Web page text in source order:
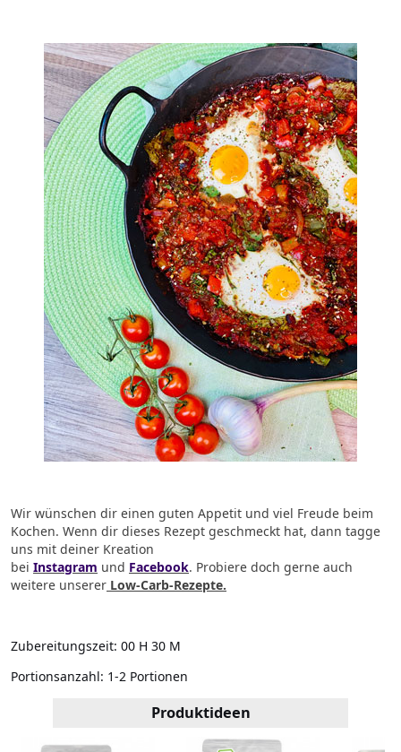
Wir wünschen dir einen guten Appetit und viel Freude beim
Kochen. Wenn dir dieses Rezept geschmeckt hat, dann tagge
uns mit deiner Kreation
bei Instagram und Facebook. Probiere doch gerne auch
weitere unserer Low-Carb-Rezepte.
Zubereitungszeit: 00 H 30 M
Portionsanzahl: 1-2 Portionen
Produktideen